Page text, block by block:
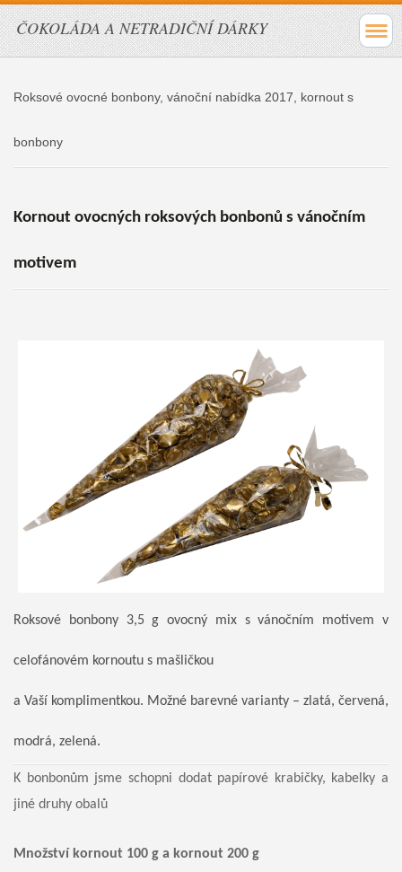
ČOKOLÁDA A NETRADIČNÍ DÁRKY
Roksové ovocné bonbony, vánoční nabídka 2017, kornout s
bonbony
Kornout ovocných roksových bonbonů s vánočním
motivem
Roksové bonbony 3,5 g ovocný mix s vánočním motivem v
celofánovém kornoutu s mašličkou
a Vaší komplimentkou. Možné barevné varianty – zlatá, červená,
modrá, zelená.
K bonbonům jsme schopni dodat papírové krabičky, kabelky a
jiné druhy obalů
Množství kornout 100 g a kornout 200 g